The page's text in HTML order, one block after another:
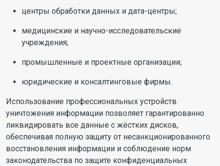
центры обработки данных и дата-центры;
медицинские и научно-исследовательские
учреждения;
промышленные и проектные организации;
юридические и консалтинговые фирмы.
Использование профессиональных устройств
уничтожения информации позволяет гарантированно
ликвидировать все данные с жёстких дисков,
обеспечивая полную защиту от несанкционированного
восстановления информации и соблюдение норм
законодательства по защите конфиденциальных